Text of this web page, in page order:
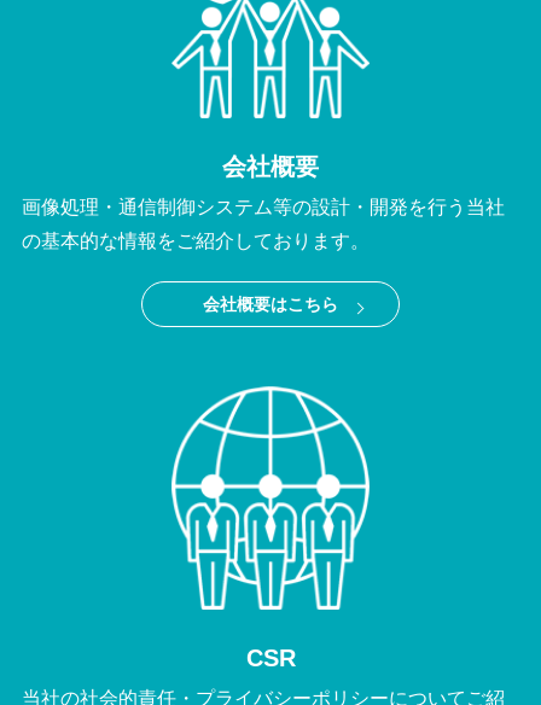
会社概要
画像処理・通信制御システム等の設計・開発を行う当社
の基本的な情報をご紹介しております。
会社概要はこちら
CSR
当社の社会的責任・プライバシーポリシーについてご紹